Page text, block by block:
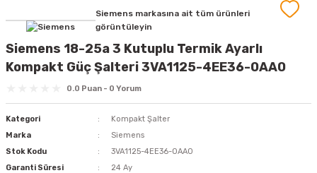
Siemens markasına ait tüm ürünleri
görüntüleyin
Siemens 18-25a 3 Kutuplu Termik Ayarlı
Kompakt Güç Şalteri 3VA1125-4EE36-0AA0
0.0 Puan - 0 Yorum
Kategori
Kompakt Şalter
Marka
Siemens
Stok Kodu
3VA1125-4EE36-0AA0
Garanti Süresi
24 Ay